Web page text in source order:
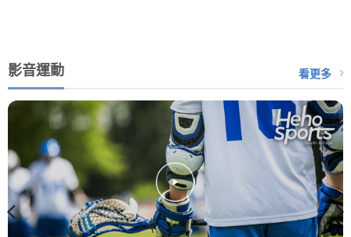
影音運動 看更多